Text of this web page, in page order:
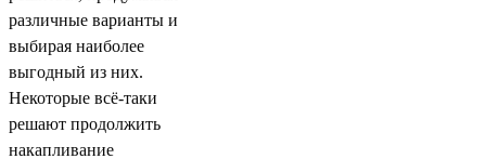
различные варианты и
выбирая наиболее
выгодный из них.
Некоторые всё-таки
решают продолжить
накапливание